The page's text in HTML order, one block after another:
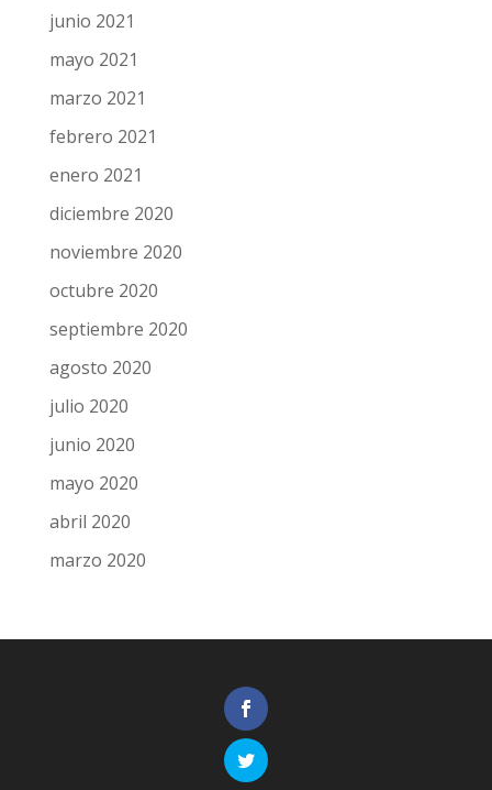
junio 2021
mayo 2021
marzo 2021
febrero 2021
enero 2021
diciembre 2020
noviembre 2020
octubre 2020
septiembre 2020
agosto 2020
julio 2020
junio 2020
mayo 2020
abril 2020
marzo 2020